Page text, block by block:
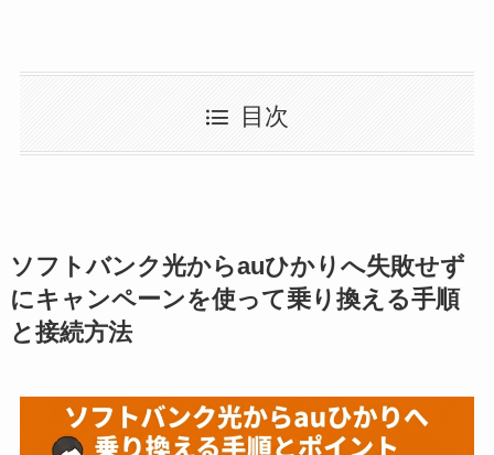
目次
ソフトバンク光からauひかりへ失敗せず
にキャンペーンを使って乗り換える手順
と接続方法